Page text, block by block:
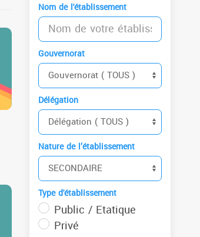
Nom de l'établissement
Gouvernorat
Délégation
Nature de l’établissement
Type d'établissement
Public / Etatique
Privé